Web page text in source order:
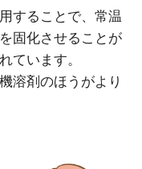
することで、常温
化させることが
れています。
剤のほうがより